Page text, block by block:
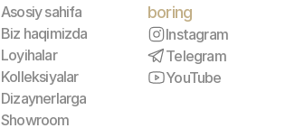
Asosiy sahifa
Biz haqimizda
Loyihalar
Kolleksiyalar
Dizaynerlarga
Showroom
boring
Instagram
Telegram
YouTube